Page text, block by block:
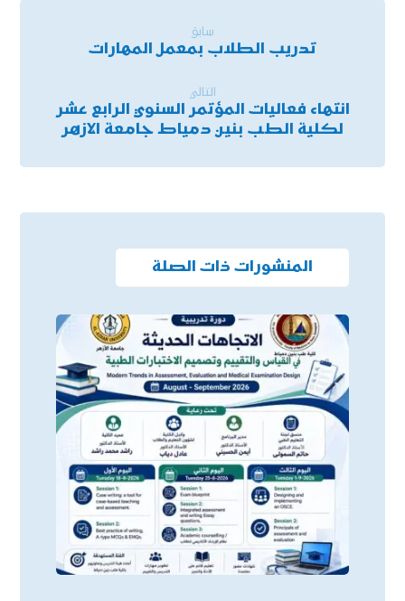
سابق
تدريب الطلاب بمعمل المهارات
التالي
انتهاء فعاليات المؤتمر السنوي الرابع عشر
لكلية الطب بنين دمياط جامعة الازهر
المنشورات ذات الصلة